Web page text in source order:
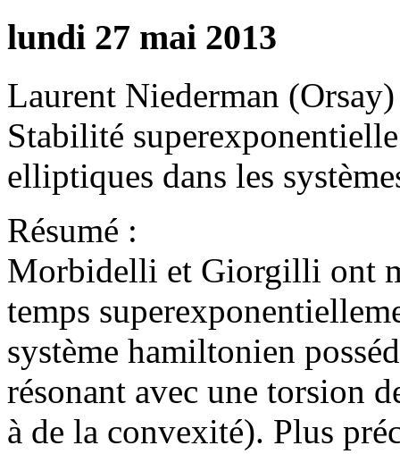
lundi 27 mai 2013
Laurent Niederman (Orsay)
Stabilité
elliptiques dans les
Résumé :
Morbidelli et Giorgilli ont
temps
système hamiltonien
résonant avec une torsion
à de la convexité). Plus